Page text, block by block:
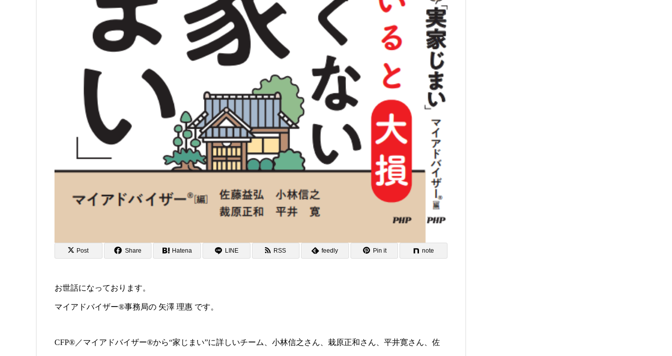
Post Share Hatena LINE RSS feedly Pin it note
お世話になっております。
マイアドバイザー®事務局の 矢澤 理惠 です。
CFP®／マイアドバイザー®から“家じまい”に詳しいチーム、小林信之さん、栽原正和さん、平井寛さん、佐